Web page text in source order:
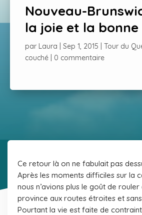
Nouveau-
la joie et la
par Laura Sep 1, 2015
Tour du
couché
0 commentaire
Ce retour là on ne fabulait pas
Après les moments difficiles sur la
nous n’avions plus le goût de
province aux routes étroites et
Pourtant la vie est faite de